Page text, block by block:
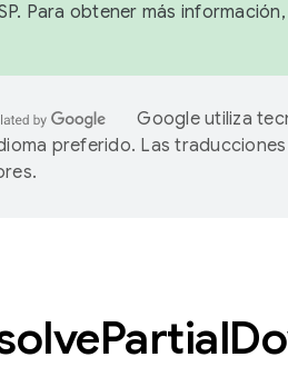
Para obtener más
Google utiliza
preferido. Las
Partial